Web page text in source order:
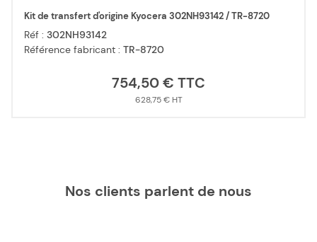
Kit de transfert d'origine Kyocera 302NH93142 / TR-8720
Réf : 302NH93142
Référence fabricant : TR-8720
754,50 €
628,75 €
Nos clients parlent de nous